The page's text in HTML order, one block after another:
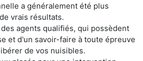
a généralement été plus
vrais résultats.
agents qualifiés, qui possèdent
et d'un savoir-faire à toute épreuve
de vos nuisibles.